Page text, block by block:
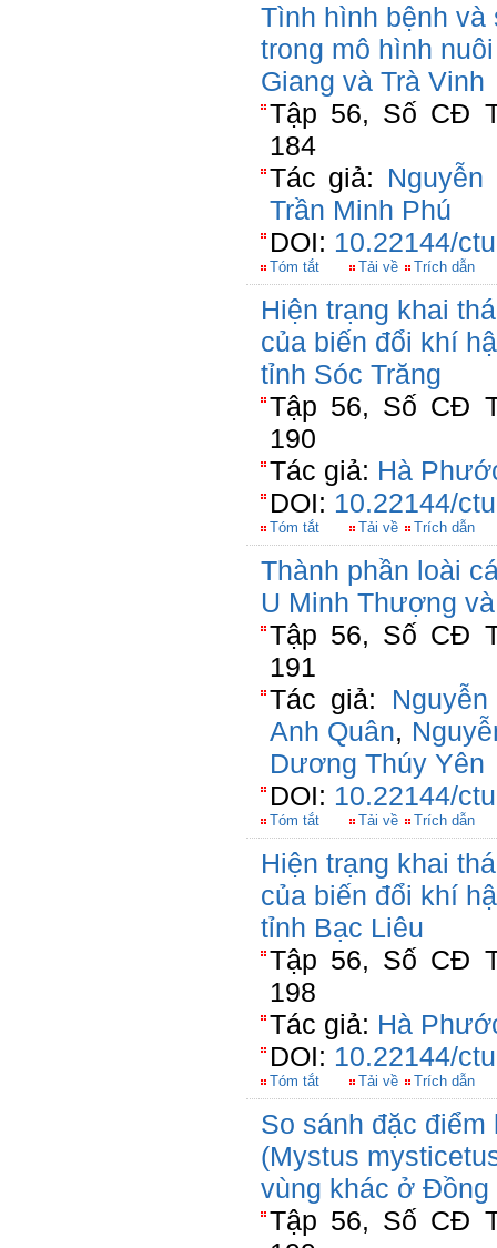
Tình hình bệnh và
trong mô hình
Giang và Trà Vinh
Tập 56, Số CĐ
184
Tác giả: Nguyễn
Trần Minh Phú
DOI: 10.22144/
Tóm tắt Tải về Trích dẫn
Hiện trạng khai
của biến đổi khí
tỉnh Sóc Trăng
Tập 56, Số CĐ
190
Tác giả: Hà
DOI: 10.22144/
Tóm tắt Tải về Trích dẫn
Thành phần loài
U Minh Thượng
Tập 56, Số CĐ
191
Tác giả:
Anh Quân,
Dương Thúy Yên
DOI: 10.22144/
Tóm tắt Tải về Trích dẫn
Hiện trạng khai
của biến đổi khí
tỉnh Bạc Liêu
Tập 56, Số CĐ
198
Tác giả: Hà
DOI: 10.22144/
Tóm tắt Tải về Trích dẫn
So sánh đặc
(Mystus
vùng khác ở
Tập 56, Số CĐ